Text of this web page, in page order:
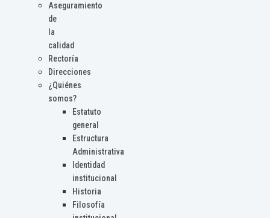
Aseguramiento
de
la
calidad
Rectoría
Direcciones
¿Quiénes
somos?
Estatuto
general
Estructura
Administrativa
Identidad
institucional
Historia
Filosofía